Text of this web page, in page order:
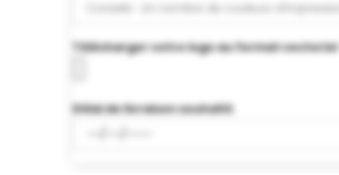
Télécharger votre logo au format vectoriel
Délai de livraison souhaité